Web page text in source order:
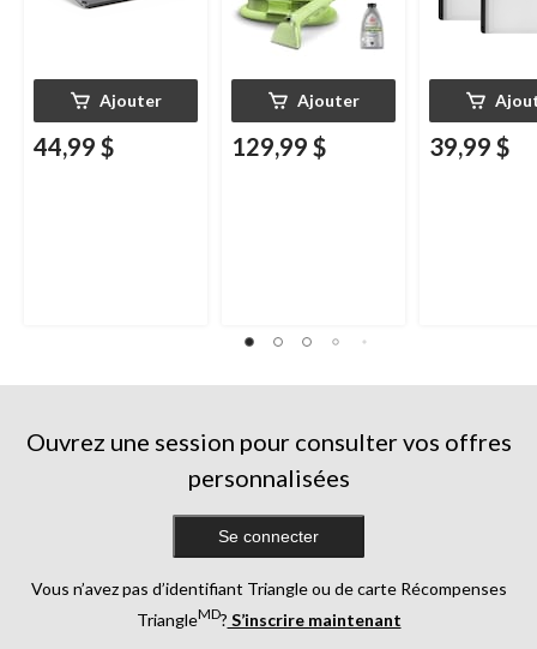
Ajouter
44,99 $
Ajouter
129,99 $ 39,99 $
Ouvrez une session pour consulter vos offres
personnalisées
Se connecter
Vous n’avez pas d’identifiant Triangle ou de carte Récompenses
TriangleMD? S’inscrire maintenant